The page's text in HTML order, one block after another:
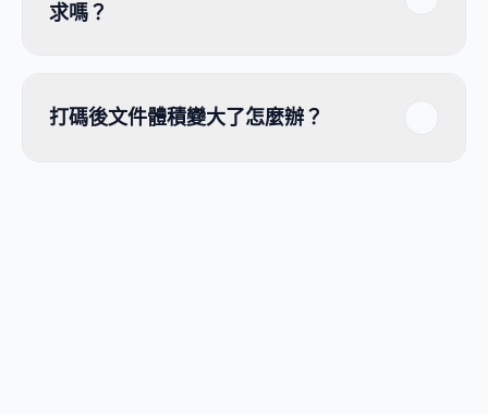
求嗎？
打碼後文件體積變大了怎麼辦？